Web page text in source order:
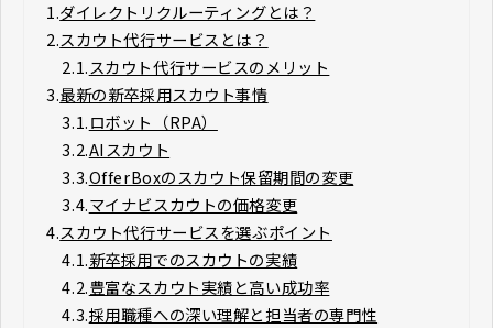
1.ダイレクトリクルーティングとは？
2.スカウト代行サービスとは？
2.1.スカウト代行サービスのメリット
3.最新の新卒採用スカウト事情
3.1.ロボット（RPA）
3.2.AIスカウト
3.3.OfferBoxのスカウト保留期間の変更
3.4.マイナビスカウトの価格変更
4.スカウト代行サービスを選ぶポイント
4.1.新卒採用でのスカウトの実績
4.2.豊富なスカウト実績と高い成功率
4.3.採用職種への深い理解と担当者の専門性